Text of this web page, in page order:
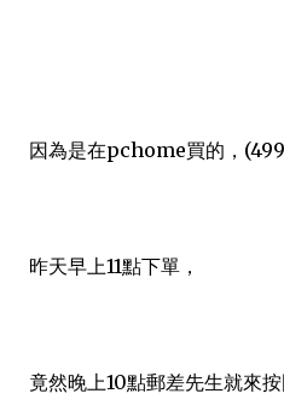
因為是在pchome買的，
昨天早上11點下單，
竟然晚上10點郵差先生就來按